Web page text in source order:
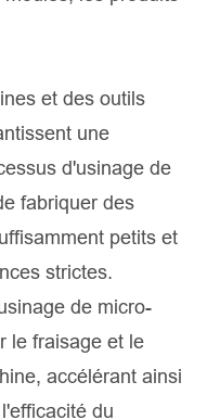
et des outils
une
d'usinage de
fabriquer des
petits et
strictes.
de micro-
le fraisage et le
accélérant ainsi
du